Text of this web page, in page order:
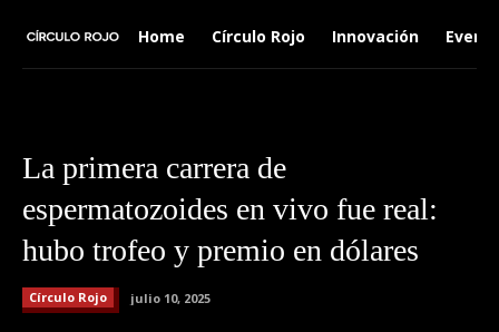
Home Círculo Rojo Innovación
La primera carrera de
espermatozoides en vivo fue real:
hubo trofeo y premio en dólares
Círculo Rojo
julio 10, 2025